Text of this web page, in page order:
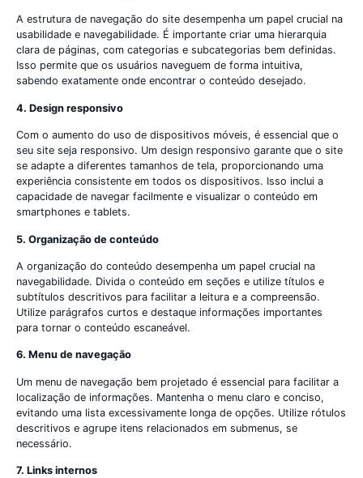
A estrutura de navegação do site desempenha um papel crucial na
usabilidade e navegabilidade. É importante criar uma hierarquia
clara de páginas, com categorias e subcategorias bem definidas.
Isso permite que os usuários naveguem de forma intuitiva,
sabendo exatamente onde encontrar o conteúdo desejado.
4. Design responsivo
Com o aumento do uso de dispositivos móveis, é essencial que o
seu site seja responsivo. Um design responsivo garante que o site
se adapte a diferentes tamanhos de tela, proporcionando uma
experiência consistente em todos os dispositivos. Isso inclui a
capacidade de navegar facilmente e visualizar o conteúdo em
smartphones e tablets.
5. Organização de conteúdo
A organização do conteúdo desempenha um papel crucial na
navegabilidade. Divida o conteúdo em seções e utilize títulos e
subtítulos descritivos para facilitar a leitura e a compreensão.
Utilize parágrafos curtos e destaque informações importantes
para tornar o conteúdo escaneável.
6. Menu de navegação
Um menu de navegação bem projetado é essencial para facilitar a
localização de informações. Mantenha o menu claro e conciso,
evitando uma lista excessivamente longa de opções. Utilize rótulos
descritivos e agrupe itens relacionados em submenus, se
necessário.
7. Links internos